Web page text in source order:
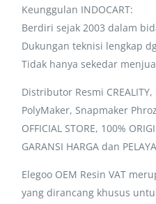
Keunggulan INDOCART:
Berdiri sejak 2003 dalam
Dukungan teknisi lengkap
Tidak hanya sekedar
Distributor Resmi
PolyMaker, Snapmaker
OFFICIAL STORE, 100%
GARANSI HARGA dan
Elegoo OEM Resin VAT
yang dirancang khusus